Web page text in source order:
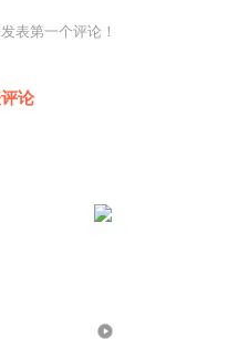
亿。这一数据反映了中国二
础的扩大。
表第一个评论！
论